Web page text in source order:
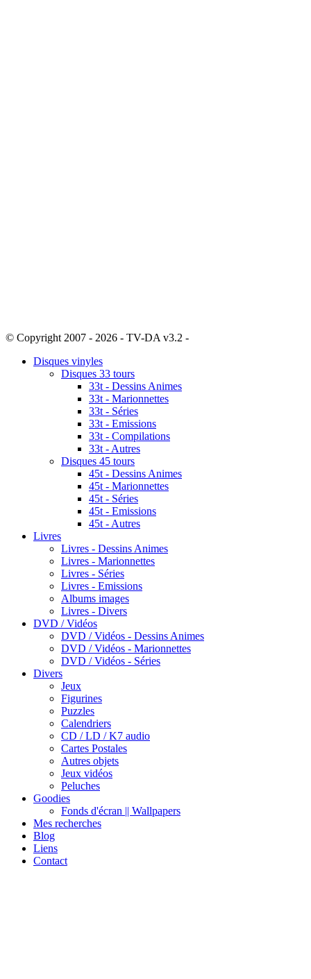
© Copyright 2007 - 2026 - TV-DA v3.2 -
Disques vinyles
Disques 33 tours
33t - Dessins Animes
33t - Marionnettes
33t - Séries
33t - Emissions
33t - Compilations
33t - Autres
Disques 45 tours
45t - Dessins Animes
45t - Marionnettes
45t - Séries
45t - Emissions
45t - Autres
Livres
Livres - Dessins Animes
Livres - Marionnettes
Livres - Séries
Livres - Emissions
Albums images
Livres - Divers
DVD / Vidéos
DVD / Vidéos - Dessins Animes
DVD / Vidéos - Marionnettes
DVD / Vidéos - Séries
Divers
Jeux
Figurines
Puzzles
Calendriers
CD / LD / K7 audio
Cartes Postales
Autres objets
Jeux vidéos
Peluches
Goodies
Fonds d'écran || Wallpapers
Mes recherches
Blog
Liens
Contact